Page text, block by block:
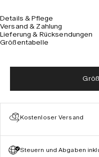
lässigen und
Model ist 180 cm/
Details & Pflege
Versand & Zahlung
Lieferung & Rücksendungen
Größentabelle
Kostenloser Versand
Steuern und Abgaben